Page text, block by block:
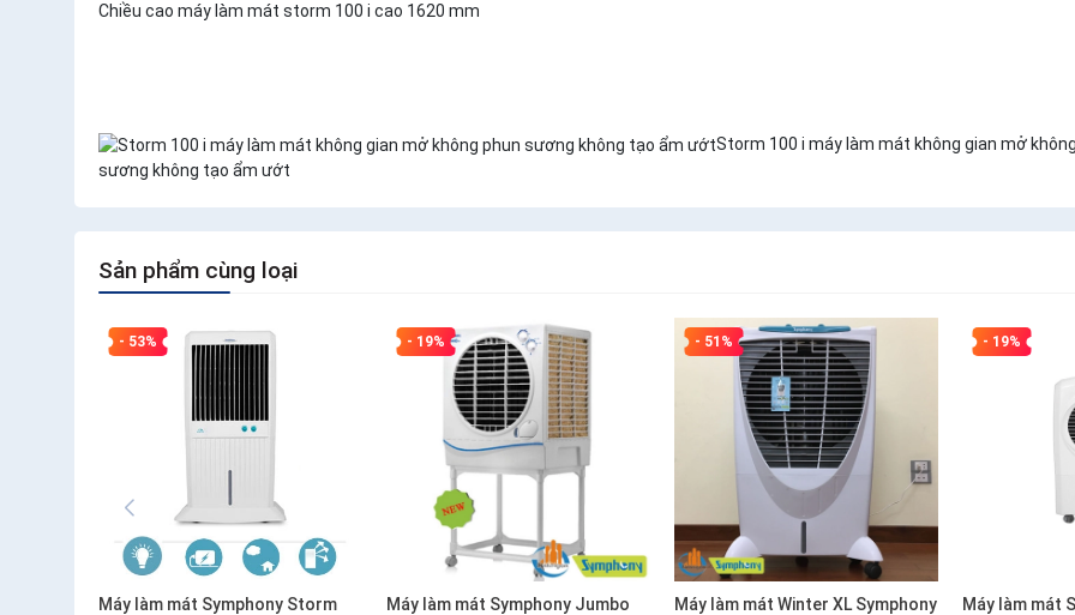
Chiều cao máy làm mát storm 100 i cao 1620 mm
Storm 100 i máy làm mát không gian mở
sương không tạo ẩm ướt
Sản phẩm cùng loại
- 53%
Máy làm mát Symphony Storm
- 19%
Máy làm mát Symphony Jumbo
- 51%
Máy làm mát Winter XL Symphony
- 19%
Máy làm mát